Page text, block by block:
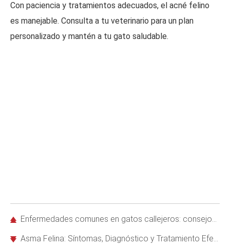
Con paciencia y tratamientos adecuados, el acné felino
es manejable. Consulta a tu veterinario para un plan
personalizado y mantén a tu gato saludable.
Enfermedades comunes en gatos callejeros: consejos de expertos para un manejo seguro
Asma Felina: Síntomas, Diagnóstico y Tratamiento Efectivo para Gatos